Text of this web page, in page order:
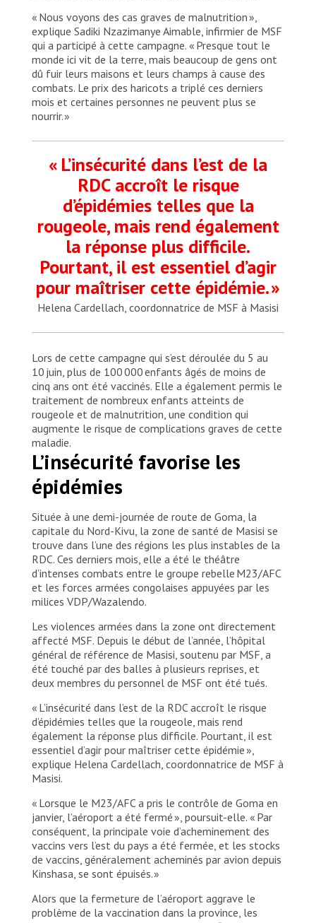
« Nous voyons des cas graves de malnutrition »,
explique Sadiki Nzazimanye Aimable, infirmier de MSF
qui a participé à cette campagne. « Presque tout le
monde ici vit de la terre, mais beaucoup de gens ont
dû fuir leurs maisons et leurs champs à cause des
combats. Le prix des haricots a triplé ces derniers
mois et certaines personnes ne peuvent plus se
nourrir. »
« L’insécurité dans l’est de la
RDC accroît le risque
d’épidémies telles que la
rougeole, mais rend également
la réponse plus difficile.
Pourtant, il est essentiel d’agir
pour maîtriser cette épidémie. »
Helena Cardellach, coordonnatrice de MSF à Masisi
Lors de cette campagne qui s’est déroulée du 5 au
10 juin, plus de 100 000 enfants âgés de moins de
cinq ans ont été vaccinés. Elle a également permis le
traitement de nombreux enfants atteints de
rougeole et de malnutrition, une condition qui
augmente le risque de complications graves de cette
maladie.
L’insécurité favorise les
épidémies
Située à une demi-journée de route de Goma, la
capitale du Nord-Kivu, la zone de santé de Masisi se
trouve dans l’une des régions les plus instables de la
RDC. Ces derniers mois, elle a été le théâtre
d’intenses combats entre le groupe rebelle M23/AFC
et les forces armées congolaises appuyées par les
milices VDP/Wazalendo.
Les violences armées dans la zone ont directement
affecté MSF. Depuis le début de l’année, l’hôpital
général de référence de Masisi, soutenu par MSF, a
été touché par des balles à plusieurs reprises, et
deux membres du personnel de MSF ont été tués.
« L’insécurité dans l’est de la RDC accroît le risque
d’épidémies telles que la rougeole, mais rend
également la réponse plus difficile. Pourtant, il est
essentiel d’agir pour maîtriser cette épidémie »,
explique Helena Cardellach, coordonnatrice de MSF à
Masisi.
« Lorsque le M23/AFC a pris le contrôle de Goma en
janvier, l’aéroport a été fermé », poursuit-elle. « Par
conséquent, la principale voie d’acheminement des
vaccins vers l’est du pays a été fermée, et les stocks
de vaccins, généralement acheminés par avion depuis
Kinshasa, se sont épuisés. »
Alors que la fermeture de l’aéroport aggrave le
problème de la vaccination dans la province, les